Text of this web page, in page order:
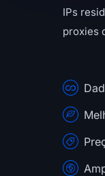
IPs
proxies